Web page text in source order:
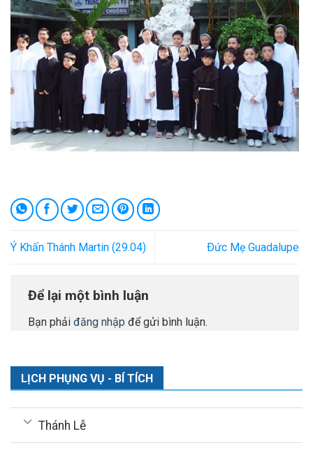
Ý Khấn Thánh Martin (29.04) Ðức Mẹ Guadalupe
Để lại một bình luận
Bạn phải đăng nhập để gửi bình luận.
LỊCH PHỤNG VỤ - BÍ TÍCH
Thánh Lễ